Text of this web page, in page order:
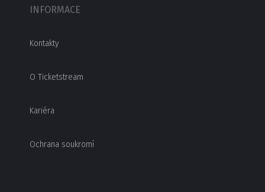
INFORMACE
Kontakty
O Ticketstream
Kariéra
Ochrana soukromí